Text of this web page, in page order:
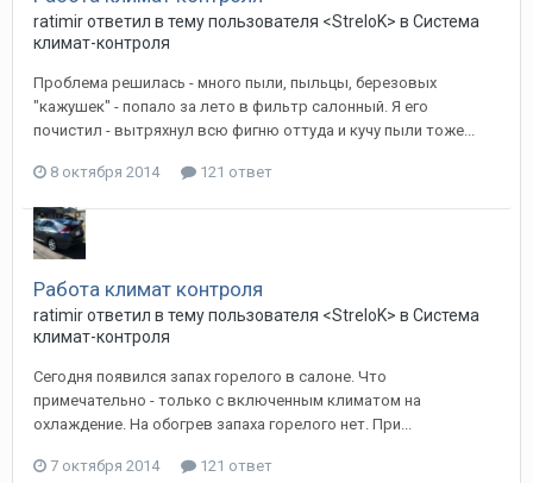
ratimirответил в тему пользователя <StreloK> в Система
климат-контроля
Проблема решилась - много пыли, пыльцы, березовых
"кажушек" - попало за лето в фильтр салонный. Я его
почистил - вытряхнул всю фигню оттуда и кучу пыли тоже...
8 октября 2014 121 ответ
Работа климат контроля
ratimirответил в тему пользователя <StreloK> в Система
климат-контроля
Сегодня появился запах горелого в салоне. Что
примечательно - только с включенным климатом на
охлаждение. На обогрев запаха горелого нет. При...
7 октября 2014 121 ответ